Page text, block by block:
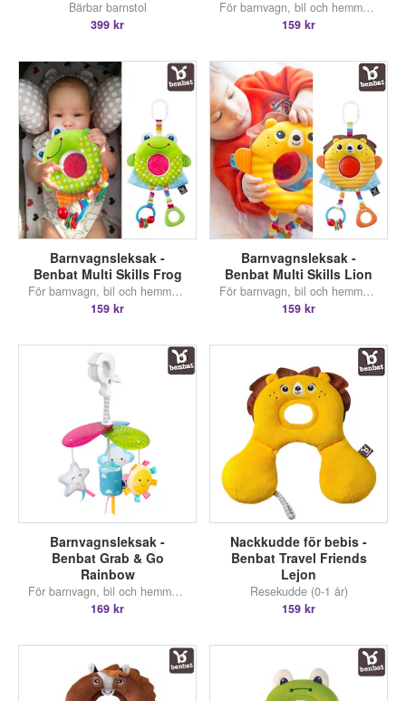
Bärbar barnstol
399 kr
För barnvagn, bil och hemmabruk
159 kr
Barnvagnsleksak -
Benbat Multi Skills Frog
För barnvagn, bil och hemmabruk
159 kr
Barnvagnsleksak -
Benbat Multi Skills Lion
För barnvagn, bil och hemmabruk
159 kr
Barnvagnsleksak -
Benbat Grab & Go
Rainbow
För barnvagn, bil och hemmabruk
169 kr
Nackkudde för bebis -
Benbat Travel Friends
Lejon
Resekudde (0-1 år)
159 kr